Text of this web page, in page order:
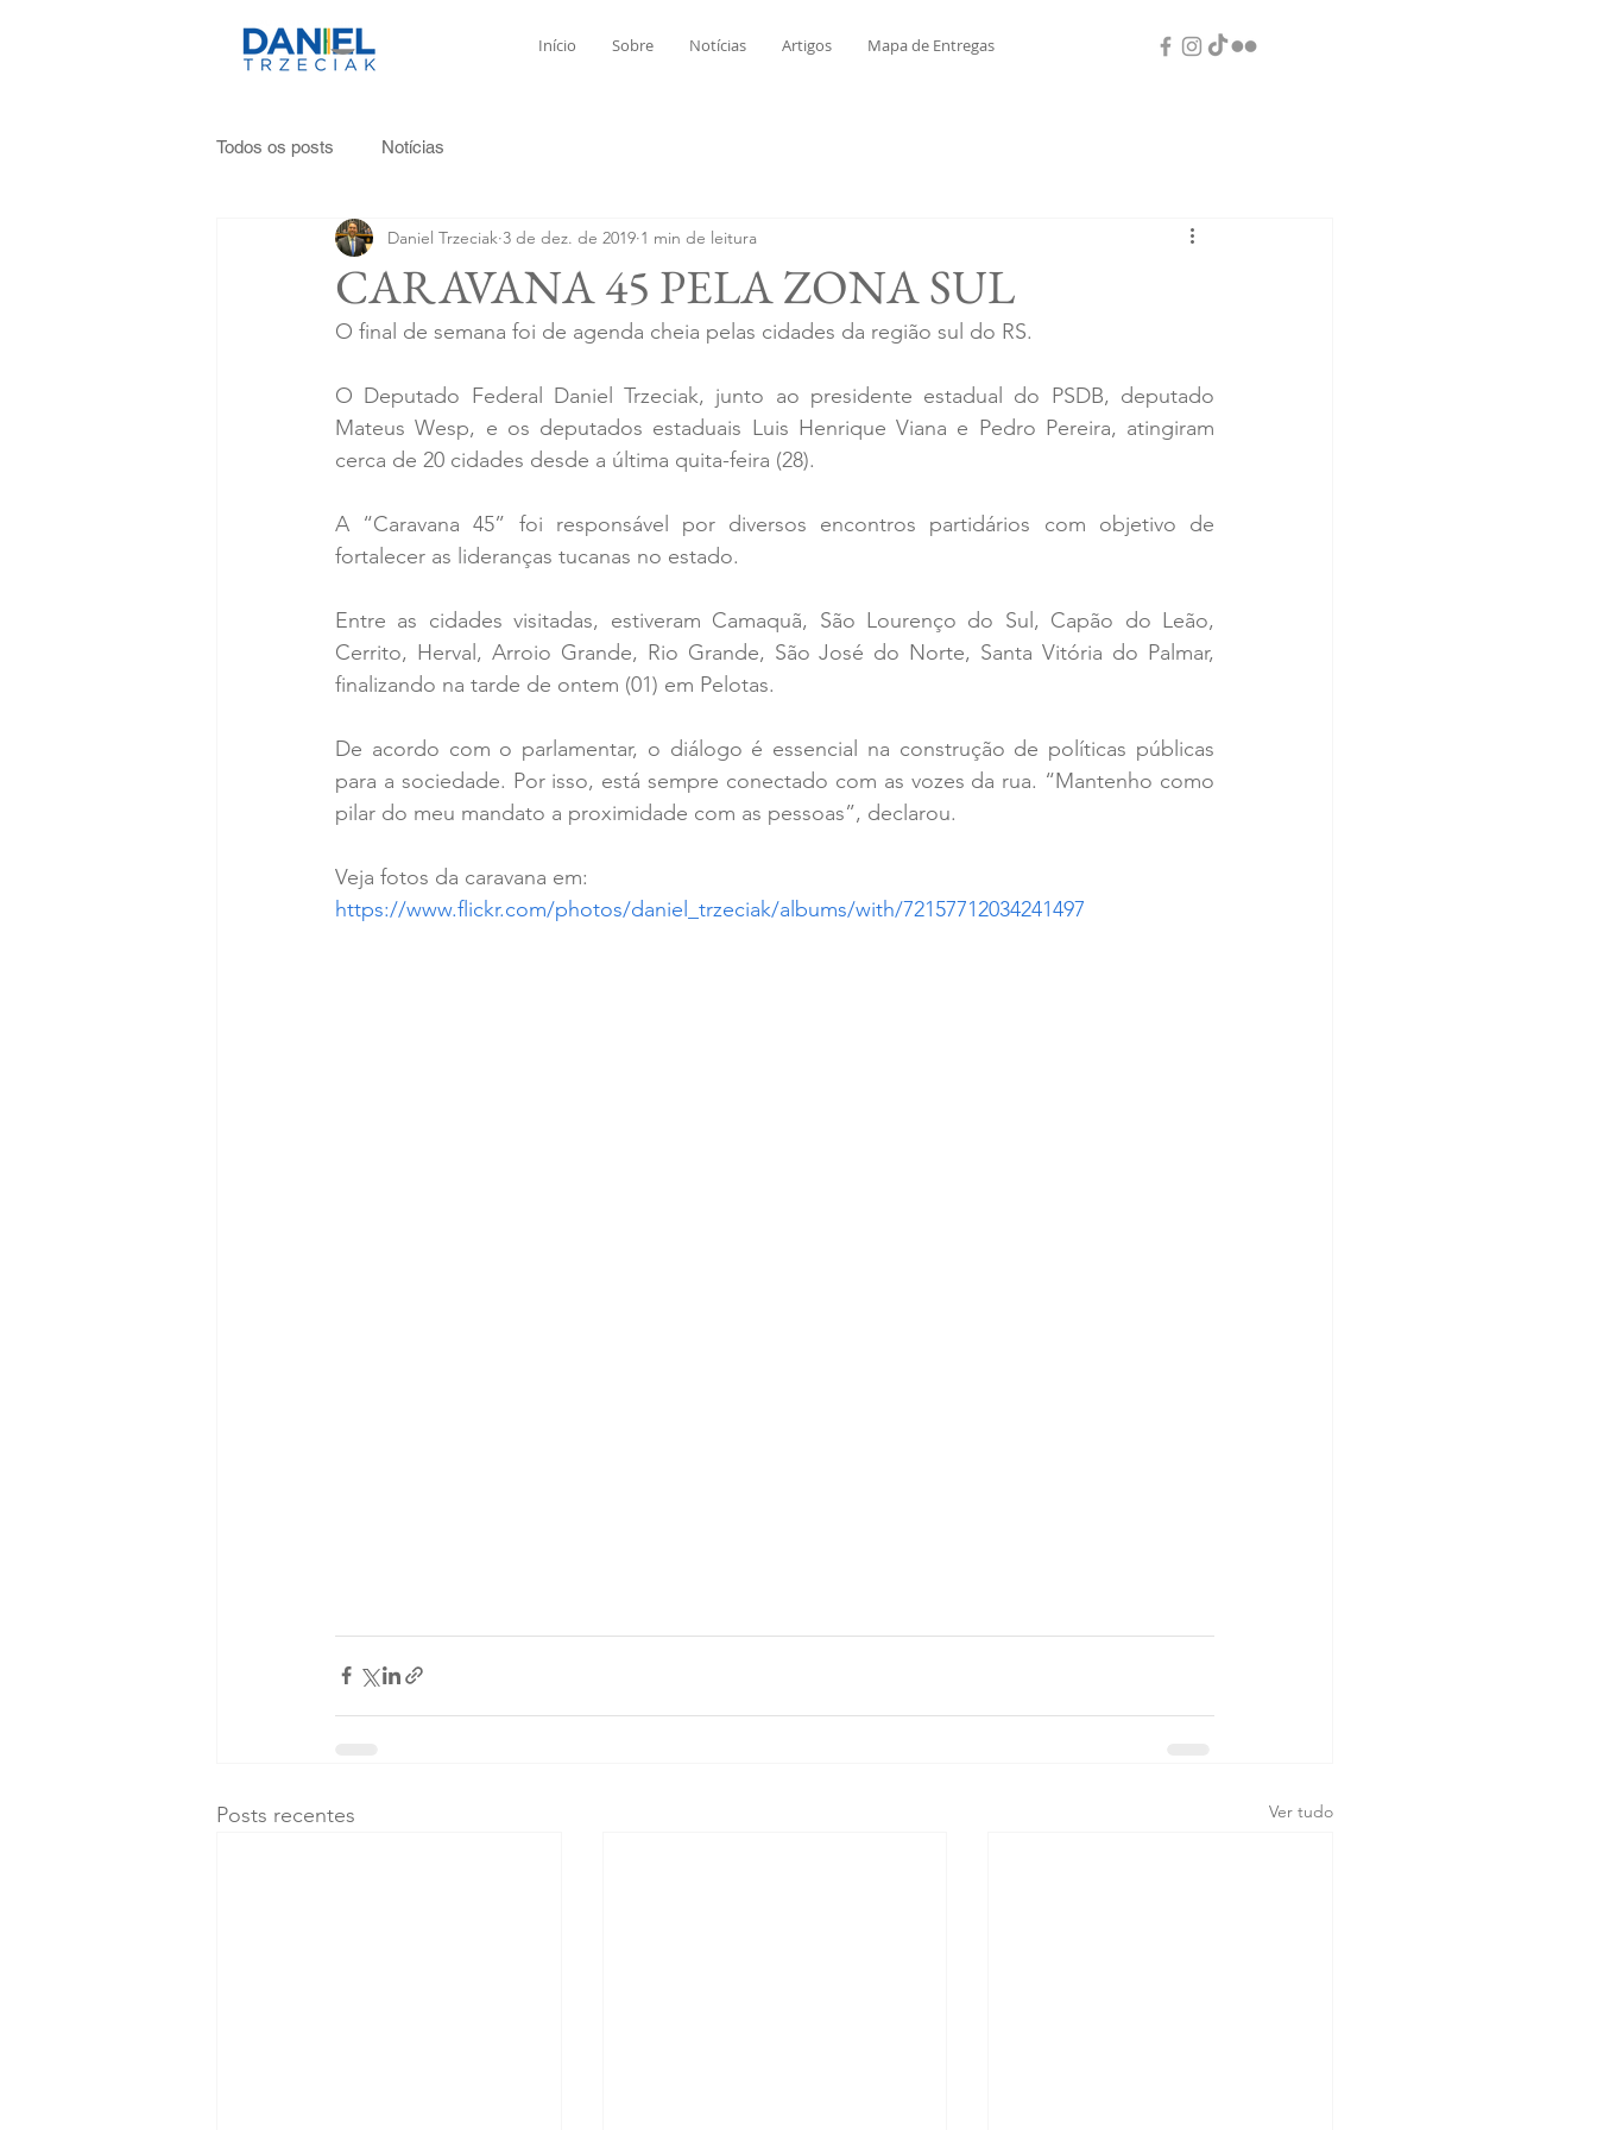
Início Sobre Notícias Artigos Mapa de Entregas
Todos os posts Notícias
CARAVANA 45 PELA ZONA SUL
Daniel Trzeciak 3 de dez. de 2019 1 min de leitura
O final de semana foi de agenda cheia pelas cidades da região sul do RS.
O Deputado Federal Daniel Trzeciak, junto ao presidente estadual do PSDB, deputado
Mateus Wesp, e os deputados estaduais Luis Henrique Viana e Pedro Pereira, atingiram
cerca de 20 cidades desde a última quita-feira (28).
A “Caravana 45” foi responsável por diversos encontros partidários com objetivo de
fortalecer as lideranças tucanas no estado.
Entre as cidades visitadas, estiveram Camaquã, São Lourenço do Sul, Capão do Leão,
Cerrito, Herval, Arroio Grande, Rio Grande, São José do Norte, Santa Vitória do Palmar,
finalizando na tarde de ontem (01) em Pelotas.
De acordo com o parlamentar, o diálogo é essencial na construção de políticas públicas
para a sociedade. Por isso, está sempre conectado com as vozes da rua. “Mantenho como
pilar do meu mandato a proximidade com as pessoas”, declarou.
Veja fotos da caravana em:
https://www.flickr.com/photos/daniel_trzeciak/albums/with/72157712034241497
Posts recentes Ver tudo